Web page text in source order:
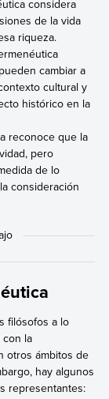
considera
de la vida
riqueza.
cambiar a
cultural y
histórico en la
reconoce que la
pero
de lo
consideración
filósofos a lo
con la
otros ámbitos de
hay algunos
representantes: